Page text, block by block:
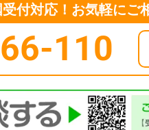
付対応！お気軽にご
110